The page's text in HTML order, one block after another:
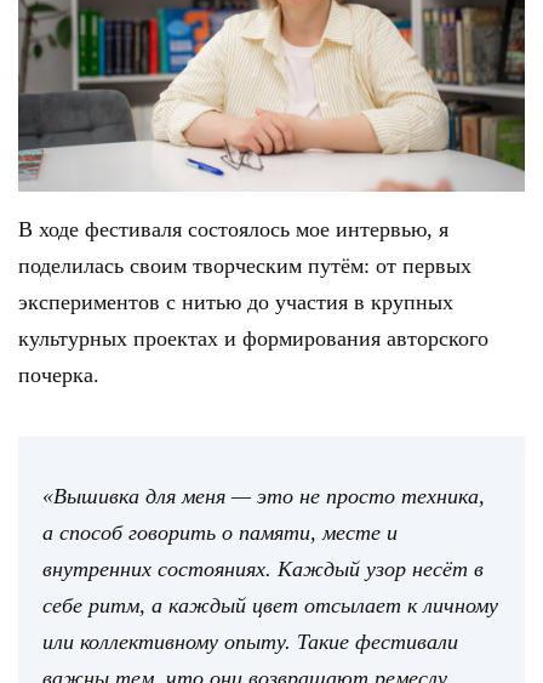
В ходе фестиваля состоялось мое интервью, я
поделилась своим творческим путём: от первых
экспериментов с нитью до участия в крупных
культурных проектах и формирования авторского
почерка.
«Вышивка для меня — это не просто техника,
а способ говорить о памяти, месте и
внутренних состояниях. Каждый узор несёт в
себе ритм, а каждый цвет отсылает к личному
или коллективному опыту. Такие фестивали
важны тем, что они возвращают ремеслу